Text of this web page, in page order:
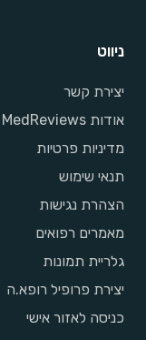
ניווט
יצירת קשר
אודות MedReviews
מדיניות פרטיות
תנאי שימוש
הצהרת נגישות
מאמרים רפואים
גלריית תמונות
יצירת פרופיל רופא.ה
כניסה לאזור אישי